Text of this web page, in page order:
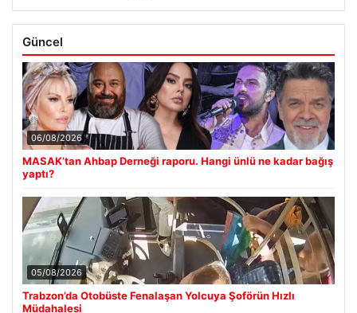
Güncel
06/08/2026
MASAK’tan Ahbap Derneği raporu. Hangi ünlü ne kadar bağış
yaptı?
05/08/2026
Trabzon’da Otobüste Fenalaşan Yolcuya Şoförün Hızlı
Müdahalesi